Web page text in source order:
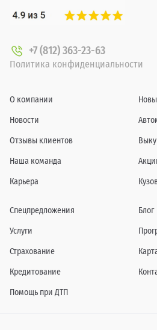
+7 (812) 363-23-63
Политика конфиденциальности
О компании
Новости
Отзывы клиентов
Наша команда
Карьера
Спецпредложения
Услуги
Страхование
Кредитование
Помощь при ДТП
Блог